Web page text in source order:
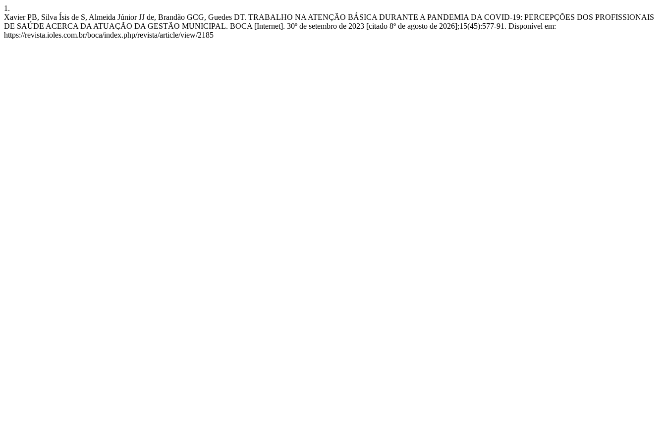
1.
Xavier PB, Silva Ísis de S, Almeida Júnior JJ de, Brandão GCG, Guedes DT. TRABALHO NA ATENÇÃO BÁSICA DURANTE A PANDEMIA DA COVID-19: PERCEPÇÕES DOS PROFISSIONAIS
DE SAÚDE ACERCA DA ATUAÇÃO DA GESTÃO MUNICIPAL. BOCA [Internet]. 30º de setembro de 2023 [citado 8º de agosto de 2026];15(45):577-91. Disponível em:
https://revista.ioles.com.br/boca/index.php/revista/article/view/2185